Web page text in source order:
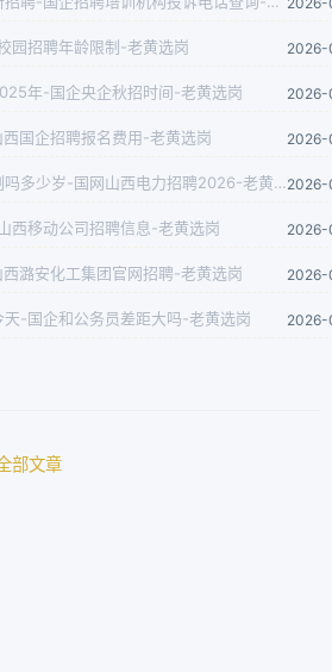
园招聘年龄限制-老黄选岗
年-国企央企秋招时间-老黄选岗
国企招聘报名费用-老黄选岗
国企招聘学历要求全日制吗多少岁-国网山西电力招聘2026-老黄选岗
西移动公司招聘信息-老黄选岗
潞安化工集团官网招聘-老黄选岗
-国企和公务员差距大吗-老黄选岗
部文章